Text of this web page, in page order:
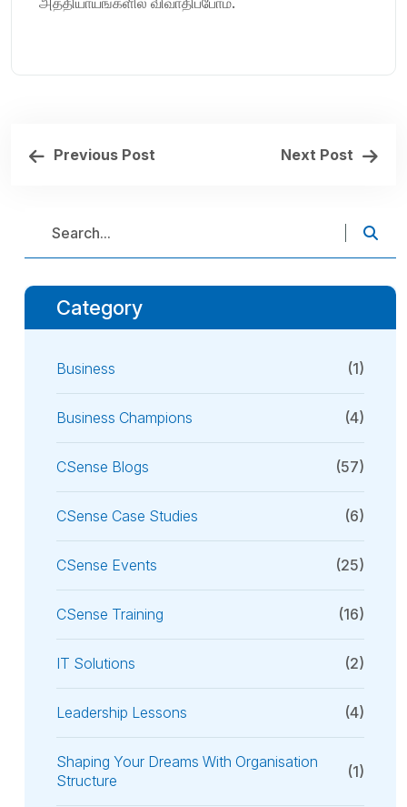
Previous Post Next Post
Category
Business (1)
Business Champions (4)
CSense Blogs (57)
CSense Case Studies (6)
CSense Events (25)
CSense Training (16)
IT Solutions (2)
Leadership Lessons (4)
Shaping Your Dreams With Organisation
Structure
(1)